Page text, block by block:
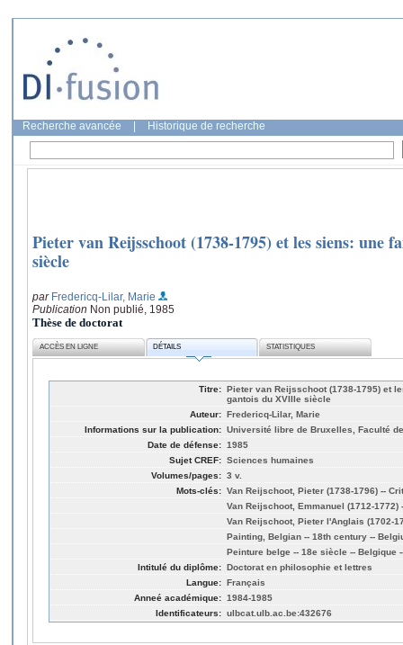
Recherche avancée Historique de recherche
Pieter van Reijsschoot (1738-1795) et les siens:
siècle
par Fredericq-Lilar, Marie
Publication Non publié, 1985
Thèse de doctorat
ACCÈS EN LIGNE DÉTAILS STATISTIQUES
Titre: Pieter van Reijsschoot (1738-1795) et
gantois du XVIIIe siècle
Auteur: Fredericq-Lilar, Marie
Informations sur la publication: Université libre de Bruxelles, Faculté
Date de défense: 1985
Sujet CREF: Sciences humaines
Volumes/pages: 3 v.
Mots-clés: Van Reijschoot, Pieter (1738-1796) --
Van Reijschoot, Emmanuel (1712-
Van Reijschoot, Pieter l'Anglais (1702-
Painting, Belgian -- 18th century --
Peinture belge -- 18e siècle -- Belgique
Intitulé du diplôme: Doctorat en philosophie et lettres
Langue: Français
Anneé académique: 1984-1985
Identificateurs: ulbcat.ulb.ac.be:432676